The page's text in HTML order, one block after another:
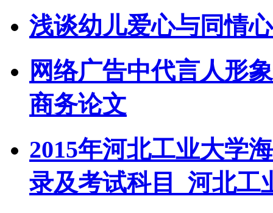
浅谈幼儿爱心与同情
网络广告中代言人形
商务论文
2015年河北工业大学
录及考试科目_河北工